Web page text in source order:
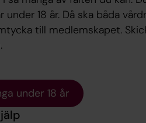
18 år. Då ska båda
till medlemskapet.
under 18 år